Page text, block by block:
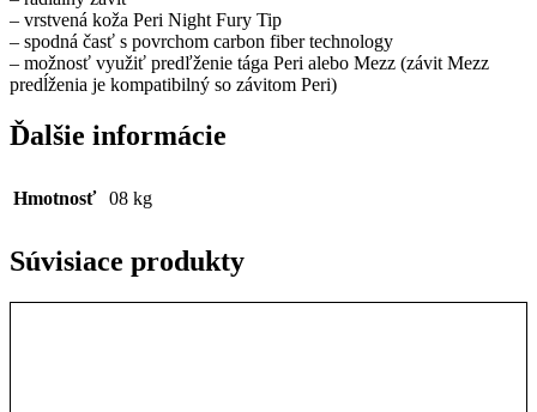
– vrstvená koža Peri Night Fury Tip
– spodná časť s povrchom carbon fiber technology
– možnosť využiť predľženie tága Peri alebo Mezz (závit Mezz
predĺženia je kompatibilný so závitom Peri)
Ďalšie informácie
Hmotnosť 08 kg
Súvisiace produkty